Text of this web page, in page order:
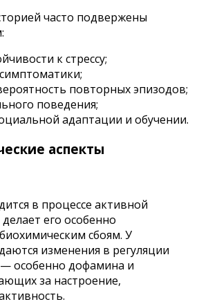
часто подвержены
к стрессу;
повторных эпизодов;
поведения;
адаптации и обучении.
аспекты
в процессе активной
его особенно
сбоям. У
изменения в регуляции
особенно дофамина и
за настроение,